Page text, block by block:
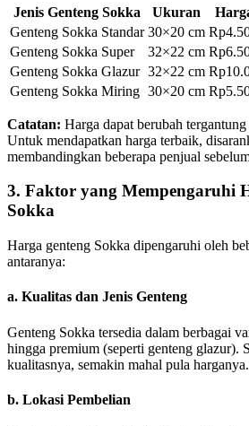
Jenis Genteng Sokka Ukuran
Genteng Sokka Standar 30×20 cm
Genteng Sokka Super
32×22 cm
Genteng Sokka Glazur 32×22 cm
Genteng Sokka Miring 30×20 cm
Catatan: Harga dapat berubah
Untuk mendapatkan harga terbaik,
membandingkan beberapa penjual
3. Faktor yang Mempengaruhi
Sokka
Harga genteng Sokka dipengaruhi oleh
antaranya:
a. Kualitas dan Jenis Genteng
Genteng Sokka tersedia dalam berbagai
hingga premium (seperti genteng glazur).
kualitasnya, semakin mahal pula harganya.
b. Lokasi Pembelian